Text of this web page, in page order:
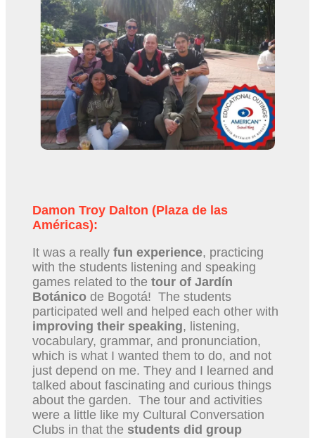
Damon Troy Dalton (Plaza de las
Américas):
It was a really fun experience, practicing
with the students listening and speaking
games related to the tour of Jardín
Botánico de Bogotá! The students
participated well and helped each other with
improving their speaking, listening,
vocabulary, grammar, and pronunciation,
which is what I wanted them to do, and not
just depend on me. They and I learned and
talked about fascinating and curious things
about the garden. The tour and activities
were a little like my Cultural Conversation
Clubs in that the students did group